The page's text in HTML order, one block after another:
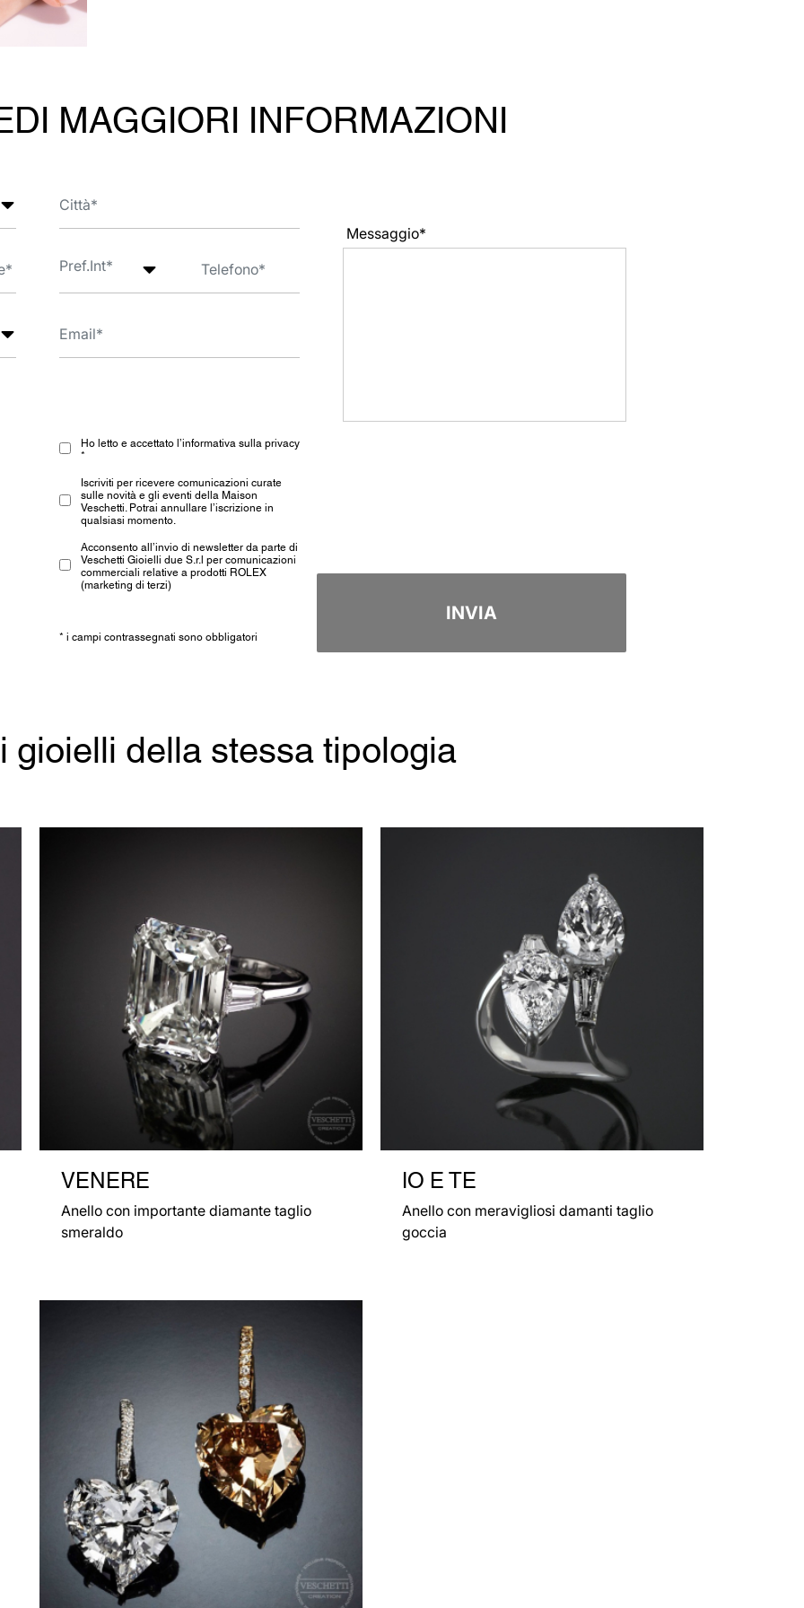
MAGGIORI INFORMAZIONI
Messaggio*
Ho letto e accettato l’informativa sulla privacy
*
Iscriviti per ricevere comunicazioni curate
sulle novità e gli eventi della Maison
Veschetti. Potrai annullare l’iscrizione in
qualsiasi momento.
Acconsento all’invio di newsletter da parte di
Veschetti Gioielli due S.r.l per comunicazioni
commerciali relative a prodotti ROLEX
(marketing di terzi)
* i campi contrassegnati sono obbligatori
INVIA
gioielli della stessa tipologia
VENERE
Anello con importante diamante taglio
smeraldo
IO E TE
Anello con meravigliosi damanti taglio
goccia